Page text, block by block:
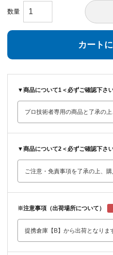
カート
▼商品について1＜必ずご確認下さ
▼商品について2＜必ずご確認下さ
※注意事項（出荷場所について）